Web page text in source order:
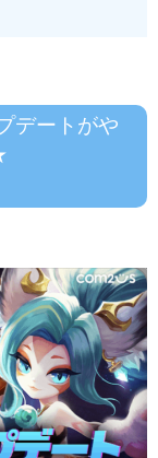
デートがや